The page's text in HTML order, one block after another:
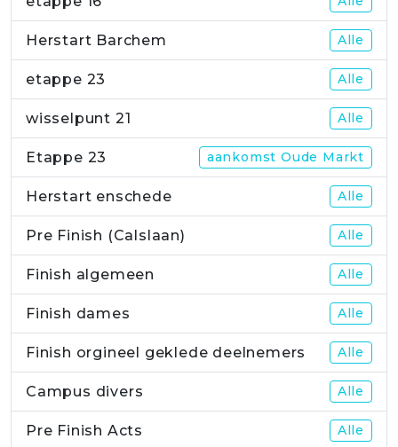
Herstart Barchem Alle
etappe 23 Alle
wisselpunt 21 Alle
Etappe 23 aankomst Oude Markt
Herstart enschede Alle
Pre Finish (Calslaan) Alle
Finish algemeen Alle
Finish dames Alle
Finish orgineel geklede deelnemers Alle
Campus divers Alle
Pre Finish Acts Alle